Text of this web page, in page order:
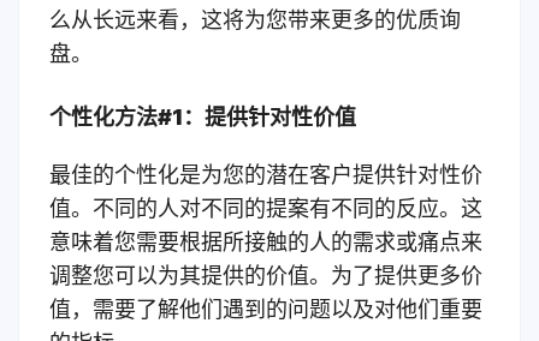
么从长远来看，这将为您带来更多的优质询
盘。
个性化方法#1：提供针对性价值
最佳的个性化是为您的潜在客户提供针对性价
值。不同的人对不同的提案有不同的反应。 这
意味着您需要根据所接触的人的需求或痛点来
调整您可以为其提供的价值。为了提供更多价
值，需要了解他们遇到的问题以及对他们重要